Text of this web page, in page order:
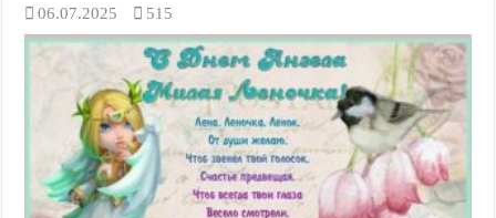
06.07.2025 515